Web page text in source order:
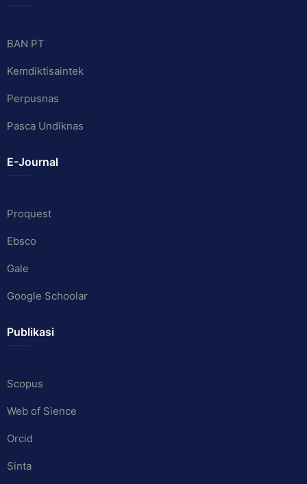
BAN PT
Kemdiktisaintek
Perpusnas
Pasca Undiknas
E-Journal
Proquest
Ebsco
Gale
Google Schoolar
Publikasi
Scopus
Web of Sience
Orcid
Sinta